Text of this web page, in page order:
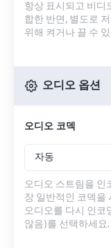
항상 표시되고 비디
합한 반면, 별도로
위해 켜거나 끌 수
오디오 옵션
오디오 코덱
자동
오디오 스트림을 인
장 일반적인 코덱을
오디오를 다시 인코
않음)를 선택하세요.